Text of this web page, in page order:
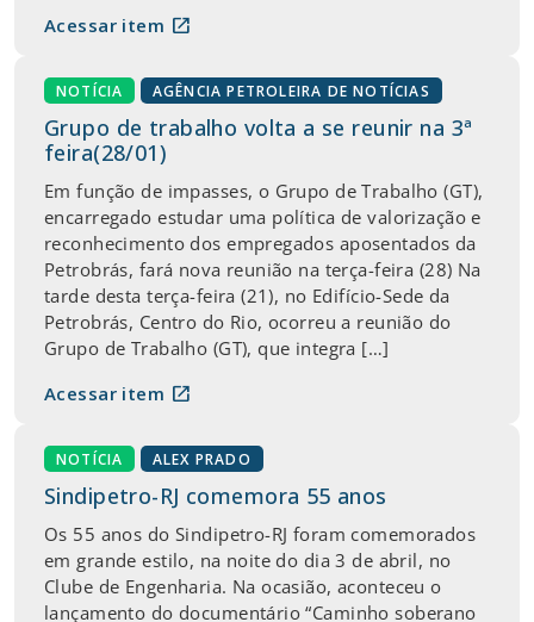
Acessar item open_in_new
NOTÍCIA AGÊNCIA PETROLEIRA DE NOTÍCIAS
Grupo de trabalho volta a se reunir na 3ª
feira(28/01)
Em função de impasses, o Grupo de Trabalho (GT),
encarregado estudar uma política de valorização e
reconhecimento dos empregados aposentados da
Petrobrás, fará nova reunião na terça-feira (28) Na
tarde desta terça-feira (21), no Edifício-Sede da
Petrobrás, Centro do Rio, ocorreu a reunião do
Grupo de Trabalho (GT), que integra […]
Acessar item open_in_new
NOTÍCIA ALEX PRADO
Sindipetro-RJ comemora 55 anos
Os 55 anos do Sindipetro-RJ foram comemorados
em grande estilo, na noite do dia 3 de abril, no
Clube de Engenharia. Na ocasião, aconteceu o
lançamento do documentário “Caminho soberano